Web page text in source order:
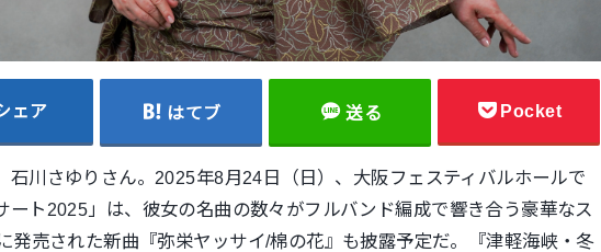
ェア はてブ 送る Pocket
川さゆりさん。 2025年8月24日（日）、 大阪フェスティバルホールで
ート2025」は、 彼女の名曲の数々がフルバンド編成で響き合う豪華なス
発売された新曲『弥栄ヤッサイ/棉の花』 も披露予定だ。『津軽海峡・冬